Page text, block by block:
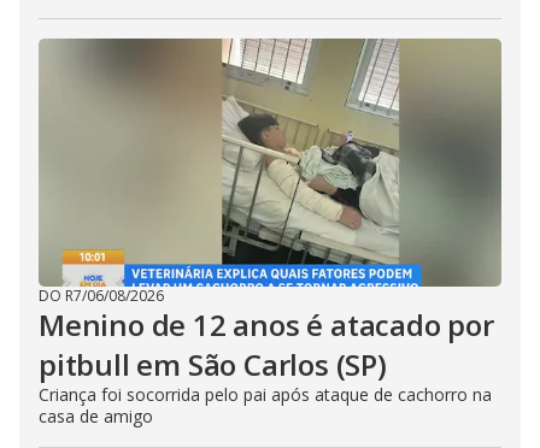
DO R7/06/08/2026
Menino de 12 anos é atacado por
pitbull em São Carlos (SP)
Criança foi socorrida pelo pai após ataque de cachorro na
casa de amigo